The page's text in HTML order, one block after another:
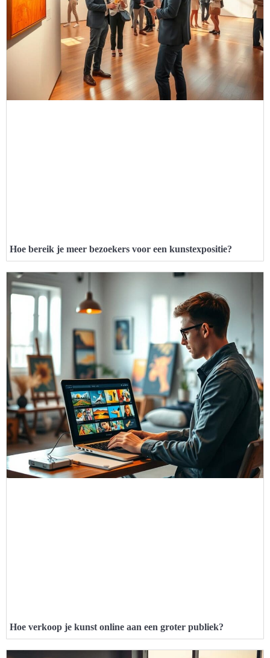
Hoe bereik je meer bezoekers voor een kunstexpositie?
Hoe verkoop je kunst online aan een groter publiek?